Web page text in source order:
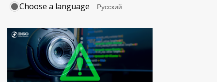
Choose a language